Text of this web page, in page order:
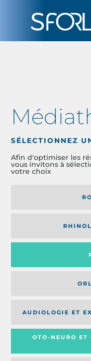
SÉLECTIONNEZ
Afin d'optimiser les
vous invitons à
votre choix
AUDIOLOGIE ET
OTO-NEURO ET